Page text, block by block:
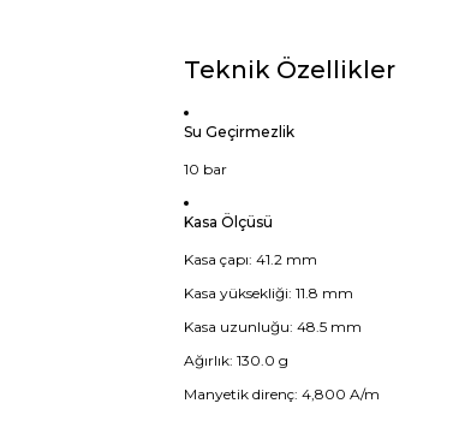
Teknik Özellikler
Su Geçirmezlik
10 bar
Kasa Ölçüsü
Kasa çapı: 41.2 mm
Kasa yüksekliği: 11.8 mm
Kasa uzunluğu: 48.5 mm
Ağırlık: 130.0 g
Manyetik direnç: 4,800 A/m